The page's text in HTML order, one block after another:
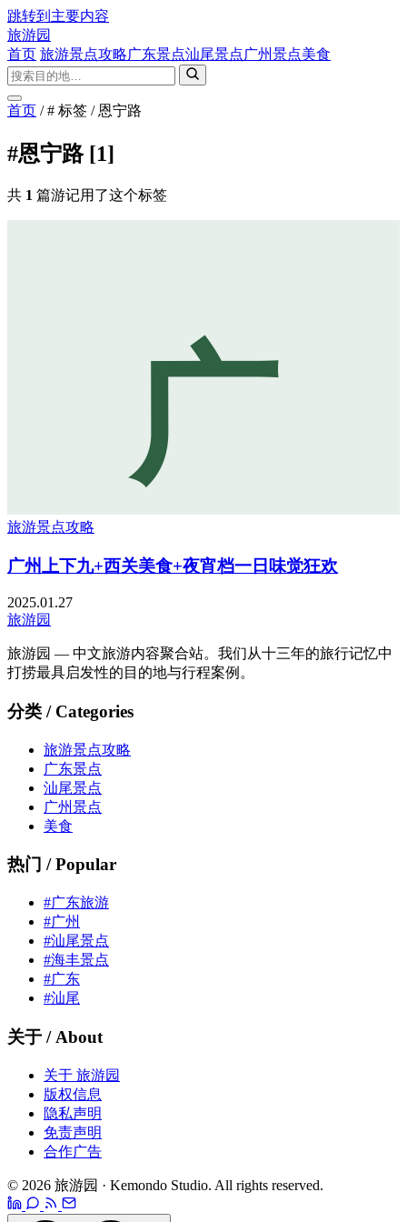
跳转到主要内容
旅游园
首页 旅游景点攻略广东景点汕尾景点广州景点美食
首页 / # 标签 / 恩宁路
#恩宁路 [1]
共 1 篇游记用了这个标签
广
旅游景点攻略
广州上下九+西关美食+夜宵档一日味觉狂欢
2025.01.27
旅游园
旅游园 — 中文旅游内容聚合站。我们从十三年的旅行记忆中
打捞最具启发性的目的地与行程案例。
分类 / Categories
旅游景点攻略
广东景点
汕尾景点
广州景点
美食
热门 / Popular
#广东旅游
#广州
#汕尾景点
#海丰景点
#广东
#汕尾
关于 / About
关于 旅游园
版权信息
隐私声明
免责声明
合作广告
© 2026 旅游园 · Kemondo Studio. All rights reserved.